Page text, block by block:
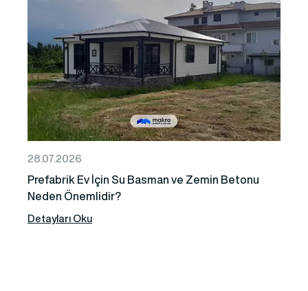
28.07.2026
Prefabrik Ev İçin Su Basman ve Zemin Betonu
Neden Önemlidir?
Detayları Oku